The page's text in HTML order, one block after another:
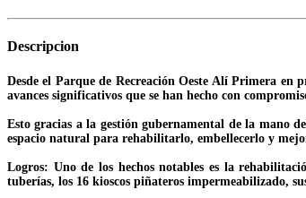
Descripcion
Desde el Parque de Recreación Oeste Alí Primera
avances significativos que se han hecho con
Esto gracias a la gestión gubernamental de la mano
espacio natural para rehabilitarlo, embellecerlo y
Logros: Uno de los hechos notables es la
tuberías, los 16 kioscos piñateros impermeabilizado,